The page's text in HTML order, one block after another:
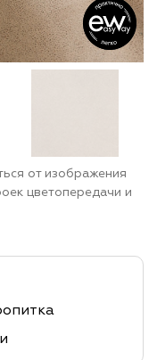
от изображения
цветопередачи и